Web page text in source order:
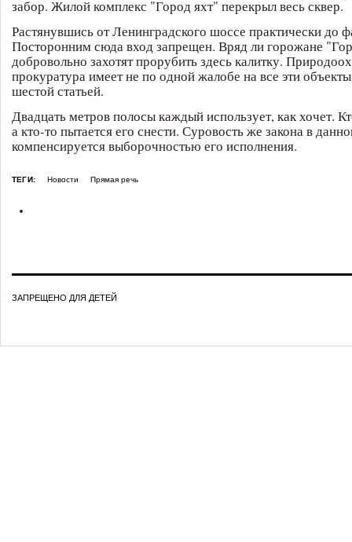
забор. Жилой комплекс "Город яхт" перекрыл весь сквер.
Растянувшись от Ленинградского шоссе практически до
Посторонним сюда вход запрещен. Вряд ли горожане
добровольно захотят прорубить здесь калитку.
прокуратура имеет не по одной жалобе на все эти
шестой статьей.
Двадцать метров полосы каждый использует, как хочет.
а кто-то пытается его снести. Суровость же закона в
компенсируется выборочностью его исполнения.
ТЕГИ: Новости Прямая речь
ЗАПРЕЩЕНО ДЛЯ ДЕТЕЙ